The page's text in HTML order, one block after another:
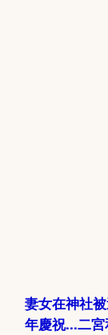
妻女在神社
年慶祝...二宮